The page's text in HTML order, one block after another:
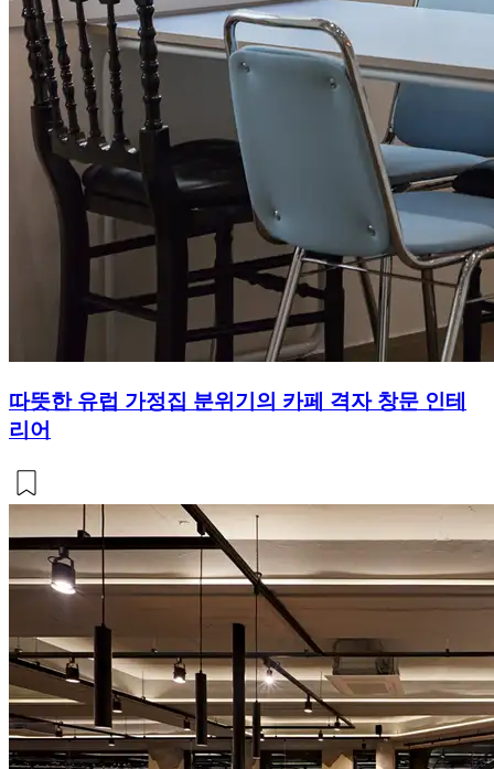
따뜻한 유럽 가정집 분위기의 카페 격자 창문 인테
리어